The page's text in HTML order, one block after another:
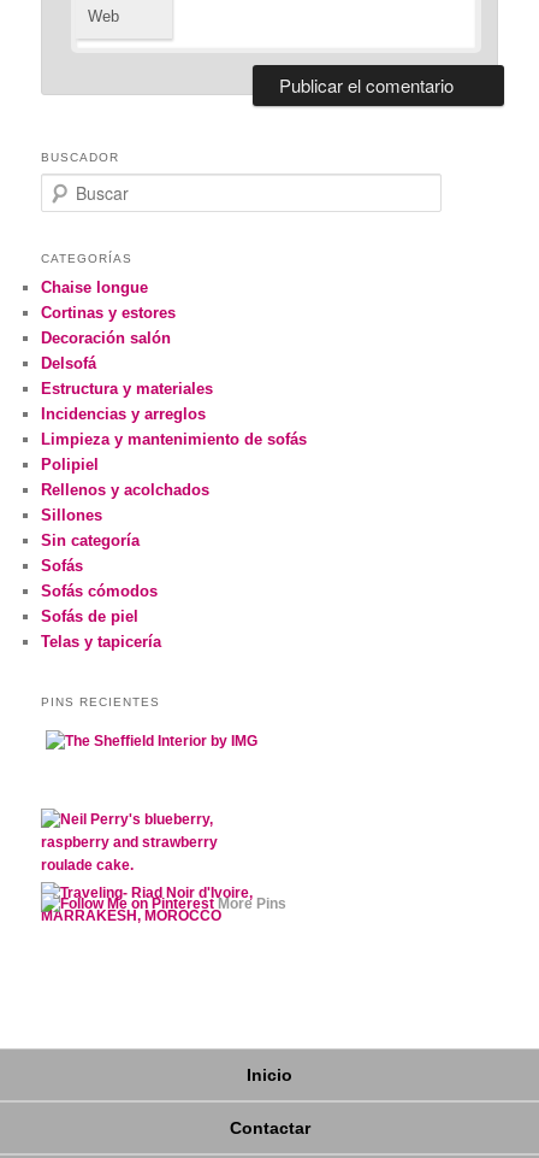
Web
BUSCADOR
Buscar
CATEGORÍAS
Chaise longue
Cortinas y estores
Decoración salón
Delsofá
Estructura y materiales
Incidencias y arreglos
Limpieza y mantenimiento de sofás
Polipiel
Rellenos y acolchados
Sillones
Sin categoría
Sofás
Sofás cómodos
Sofás de piel
Telas y tapicería
PINS RECIENTES
More Pins
Inicio
Contactar